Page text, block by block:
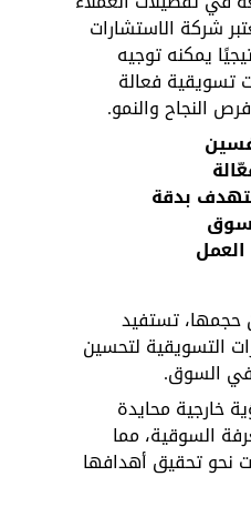
شركة الاستشارات
يمكنه توجيه
تسويقية فعالة
النجاح والنمو.
بدقة
حجمها، تستفيد
التسويقية لتحسين
في السوق.
خارجية محايدة
السوقية، مما
نحو تحقيق أهدافها